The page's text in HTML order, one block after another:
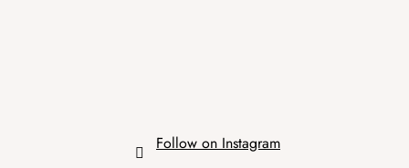
Follow on Instagram